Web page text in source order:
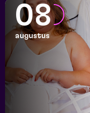
08
augustus